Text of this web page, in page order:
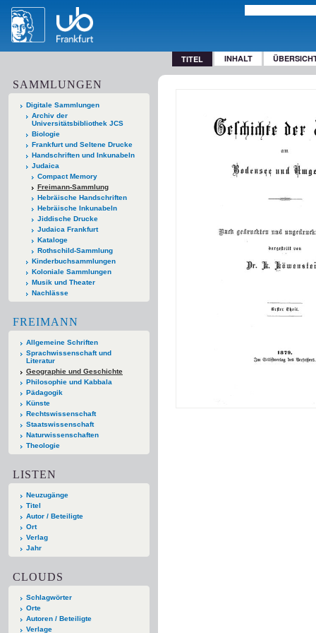
TITEL INHALT
SAMMLUNGEN
Digitale Sammlungen
Archiv der
Universitätsbibliothek JCS
Biologie
Frankfurt und Seltene Drucke
Handschriften und Inkunabeln
Judaica
Compact Memory
Freimann-Sammlung
Hebräische Handschriften
Hebräische Inkunabeln
Jiddische Drucke
Judaica Frankfurt
Kataloge
Rothschild-Sammlung
Kinderbuchsammlungen
Koloniale Sammlungen
Musik und Theater
Nachlässe
FREIMANN
Allgemeine Schriften
Sprachwissenschaft und
Literatur
Geographie und Geschichte
Philosophie und Kabbala
Pädagogik
Künste
Rechtswissenschaft
Staatswissenschaft
Naturwissenschaften
Theologie
LISTEN
Neuzugänge
Titel
Autor / Beteiligte
Ort
Verlag
Jahr
CLOUDS
Schlagwörter
Orte
Autoren / Beteiligte
Verlage